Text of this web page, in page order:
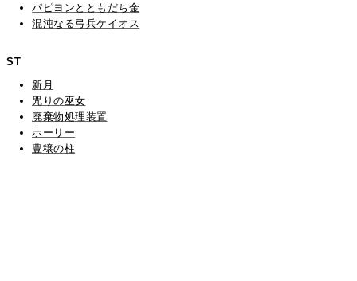
パピヨンとともだち金
混沌なる弓兵ケイオス
ST
新月
咒りの巫女
廃棄物処理装置
ホーリー
豊穣の柱